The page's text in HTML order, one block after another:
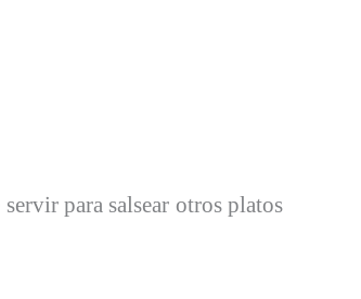
para salsear otros platos